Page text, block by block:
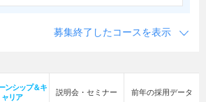
募集終了したコースを表示
ンシップ＆キ
ャリア
説明会・セミナー 前年の採用データ